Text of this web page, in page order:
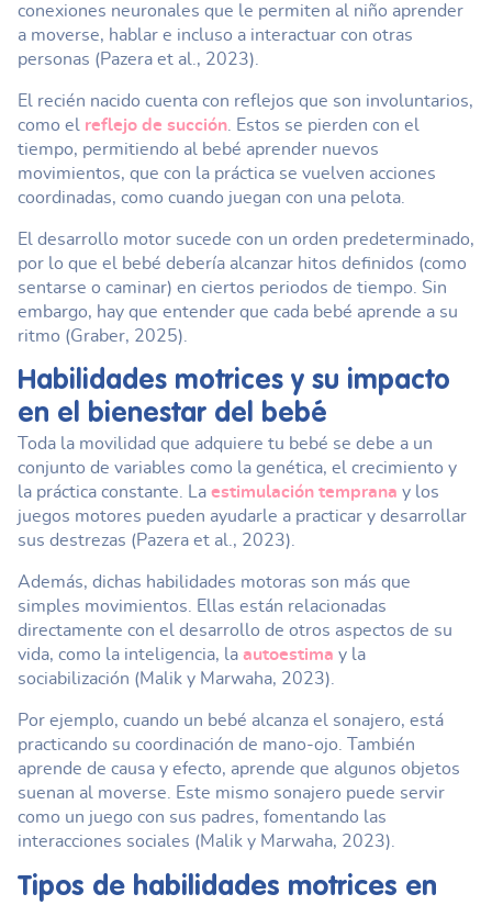
conexiones neuronales que le permiten al niño aprender
a moverse, hablar e incluso a interactuar con otras
personas (Pazera et al., 2023).
El recién nacido cuenta con reflejos que son involuntarios,
como el reflejo de succión . Estos se pierden con el
tiempo, permitiendo al bebé aprender nuevos
movimientos, que con la práctica se vuelven acciones
coordinadas, como cuando juegan con una pelota.
El desarrollo motor sucede con un orden predeterminado,
por lo que el bebé debería alcanzar hitos definidos (como
sentarse o caminar) en ciertos periodos de tiempo. Sin
embargo, hay que entender que cada bebé aprende a su
ritmo (Graber, 2025).
Habilidades motrices y su impacto
en el bienestar del bebé
Toda la movilidad que adquiere tu bebé se debe a un
conjunto de variables como la genética, el crecimiento y
la práctica constante. La estimulación temprana y los
juegos motores pueden ayudarle a practicar y desarrollar
sus destrezas (Pazera et al., 2023).
Además, dichas habilidades motoras son más que
simples movimientos. Ellas están relacionadas
directamente con el desarrollo de otros aspectos de su
vida, como la inteligencia, la autoestima y la
sociabilización (Malik y Marwaha, 2023).
Por ejemplo, cuando un bebé alcanza el sonajero, está
practicando su coordinación de mano-ojo. También
aprende de causa y efecto, aprende que algunos objetos
suenan al moverse. Este mismo sonajero puede servir
como un juego con sus padres, fomentando las
interacciones sociales (Malik y Marwaha, 2023).
Tipos de habilidades motrices en